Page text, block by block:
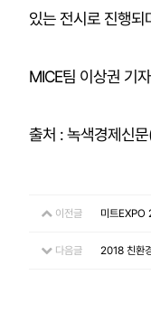
있는 전시로 진행되
MICE팀 이상권 기
출처 : 녹색경제신
이전글 미트EXPO
다음글 2018 친환